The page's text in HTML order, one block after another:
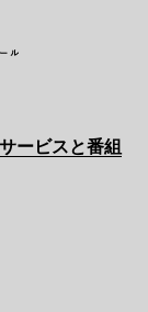
ービスと番組